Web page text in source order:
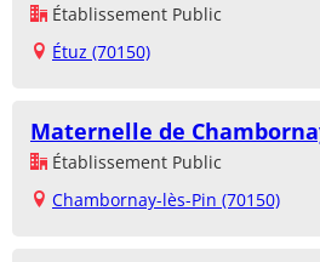
Établissement Public
Étuz (70150)
Maternelle de
Établissement Public
Chambornay-lès-Pin (70150)